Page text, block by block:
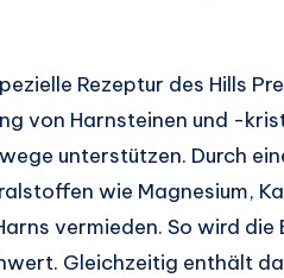
Rezeptur des Hills
von Harnsteinen und -
unterstützen. Durch
wie Magnesium,
vermieden. So wird
Gleichzeitig enthält